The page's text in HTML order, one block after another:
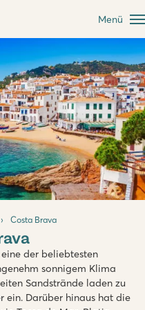
Menü
Costa Brava
der beliebtesten
sonnigem Klima
Sandstrände laden zu
ein. Darüber hinaus hat die